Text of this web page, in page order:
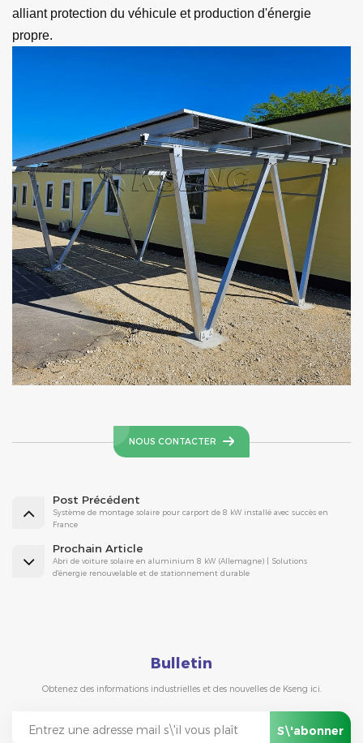
alliant protection du véhicule et production d'énergie
propre.
NOUS CONTACTER
Post Précédent
Système de montage solaire pour carport de 8 kW installé avec succès en
France
Prochain Article
Abri de voiture solaire en aluminium 8 kW (Allemagne) | Solutions
d'énergie renouvelable et de stationnement durable
Bulletin
Obtenez des informations industrielles et des nouvelles de Kseng ici.